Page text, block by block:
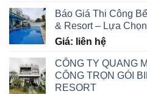
Báo Giá Thi Công
& Resort – Lựa
Giá: liên hệ
CÔNG TY QUANG
CÔNG TRỌN GÓI
RESORT